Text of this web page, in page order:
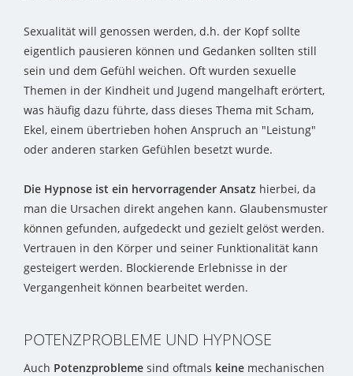
Sexualität will genossen werden, d.h. der Kopf sollte
eigentlich pausieren können und Gedanken sollten still
sein und dem Gefühl weichen. Oft wurden sexuelle
Themen in der Kindheit und Jugend mangelhaft erörtert,
was häufig dazu führte, dass dieses Thema mit Scham,
Ekel, einem übertrieben hohen Anspruch an "Leistung"
oder anderen starken Gefühlen besetzt wurde.
Die Hypnose ist ein hervorragender Ansatz hierbei, da
man die Ursachen direkt angehen kann. Glaubensmuster
können gefunden, aufgedeckt und gezielt gelöst werden.
Vertrauen in den Körper und seiner Funktionalität kann
gesteigert werden. Blockierende Erlebnisse in der
Vergangenheit können bearbeitet werden.
POTENZPROBLEME UND HYPNOSE
Auch Potenzprobleme sind oftmals keine mechanischen